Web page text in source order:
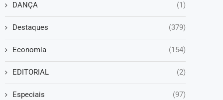
DANÇA (1)
Destaques (379)
Economia (154)
EDITORIAL (2)
Especiais (97)